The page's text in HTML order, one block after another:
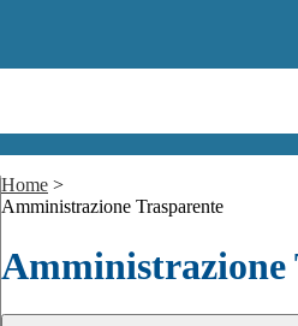
Home >
Amministrazione Trasparente
Amministrazione